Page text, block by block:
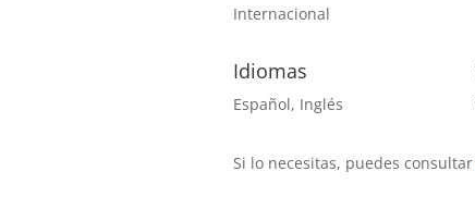
Internacional
Idiomas
Español, Inglés
Si lo necesitas, puedes consultar